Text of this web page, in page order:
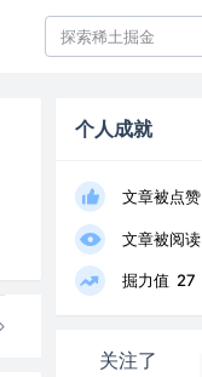
个人成就
文章被点赞
文章被阅读
掘力值 27
关注了